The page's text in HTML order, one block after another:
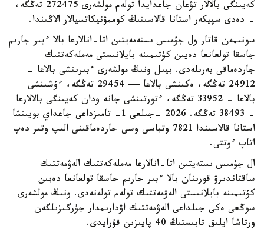
كەيىنگى بالالار تۋعان جاعدايدا تولەم مولشەرى 272475 تەڭگە،
- دەدى سپيكەر استانا قالاسىنىڭ كوممۋنيكاتسيالار الاڭىندا.
سونىمەن قاتار ول جۇمىس ىستەمەيتىن اتا-انالارعا بالا ءبىر جارىم
جاسقا تولعانعا دەيىن كۇتىمىنە بايلانىستى مەملەكەتتىك
جاردەماقى بەرىلەدى. بيىل ونىڭ مولشەرى ءبىرىنشى بالاعا -
24912 تەڭگە، ەكىنشى بالاعا — 29454 تەڭگە، ءۇشىنشى
بالاعا - 33952 تەڭگە، ءتورتىنشى جانە ودان كەيىنگى بالالارعا
- 38493 تەڭگە. 2026 -جىلعى 1- تامىزداعى جاعداي بويىنشا
استانا قالاسىندا 7821 وتباسى وسى جاردەماقىنى الىپ وتىر دەپ
اتاپ ءوتتى.
ال جۇمىس ىستەيتىن اتا-انالارعا مەملەكەتتىك الەۋمەتتىك
ساقتاندىرۋ قورىنان بالا ءبىر جارىم جاسقا تولعانعا دەيىن
كۇتىمىنە بايلانىستى الەۋمەتتىك تولەم تولەنەدى. ونىڭ مولشەرى
سوڭعى ەكى جىلداعى الەۋمەتتىك اۋدارىمدار جۇرگىزىلگەن
ورتاشا ايلىق تابىستىڭ 40 پايىزىن قۇرايدى.